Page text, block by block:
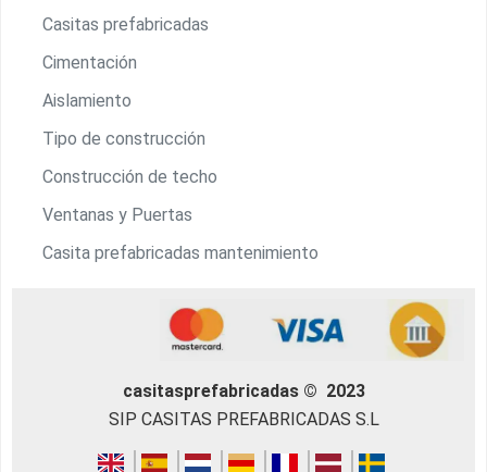
Casitas prefabricadas
Cimentación
Aislamiento
Tipo de construcción
Construcción de techo
Ventanas y Puertas
Casita prefabricadas mantenimiento
casitasprefabricadas © 2023
SIP CASITAS PREFABRICADAS S.L